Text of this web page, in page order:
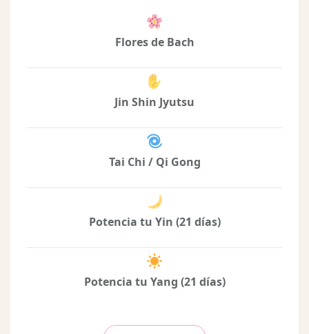
Flores de Bach
Jin Shin Jyutsu
Tai Chi / Qi Gong
Potencia tu Yin (21 días)
Potencia tu Yang (21 días)